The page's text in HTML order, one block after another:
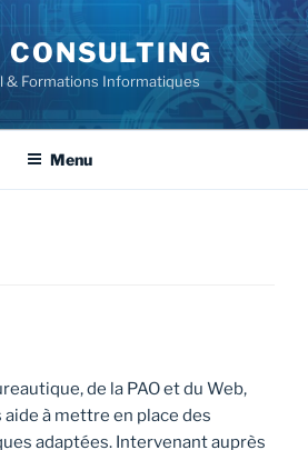
CONSULTING
& Formations Informatiques
Menu
de la PAO et du Web,
à mettre en place des
adaptées. Intervenant auprès